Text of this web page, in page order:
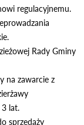
regulacyjnemu.
Rady Gminy
na zawarcie z
3 lat.
sprzedaży